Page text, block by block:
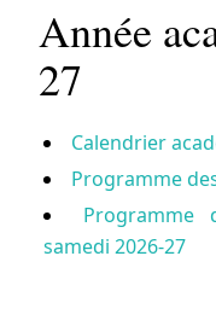
Année
27
Calendrier
Programme
samedi 2026-27